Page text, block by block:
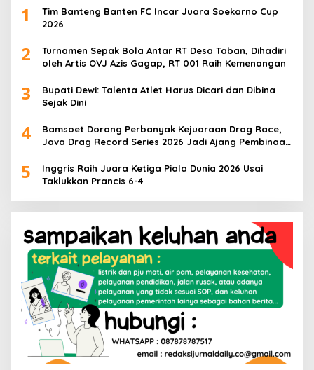
1
Tim Banteng Banten FC Incar Juara Soekarno Cup
2026
2
Turnamen Sepak Bola Antar RT Desa Taban, Dihadiri
oleh Artis OVJ Azis Gagap, RT 001 Raih Kemenangan
3
Bupati Dewi: Talenta Atlet Harus Dicari dan Dibina
Sejak Dini
4
Bamsoet Dorong Perbanyak Kejuaraan Drag Race,
Java Drag Record Series 2026 Jadi Ajang Pembinaan
5
Inggris Raih Juara Ketiga Piala Dunia 2026 Usai
Taklukkan Prancis 6-4